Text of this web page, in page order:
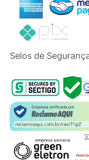
Selos de